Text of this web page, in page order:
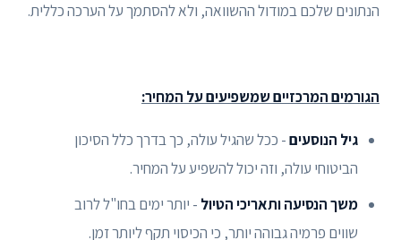
הנתונים שלכם במודול ההשוואה, ולא להסתמך על הערכה כללית.
הגורמים המרכזיים שמשפיעים על המחיר:
גיל הנוסעים- ככל שהגיל עולה, כך בדרך כלל הסיכון
הביטוחי עולה, וזה יכול להשפיע על המחיר.
משך הנסיעה ותאריכי הטיול - יותר ימים בחו"ל לרוב
שווים פרמיה גבוהה יותר, כי הכיסוי תקף ליותר זמן.